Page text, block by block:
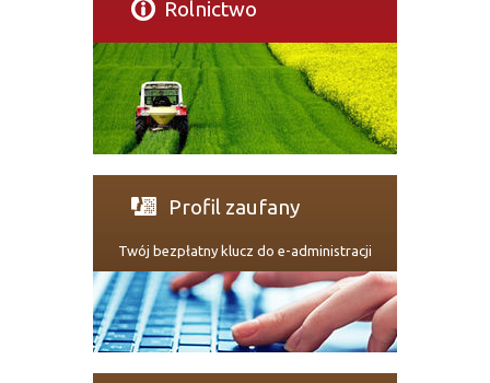
Rolnictwo
Profil zaufany
Twój bezpłatny klucz do e-administracji